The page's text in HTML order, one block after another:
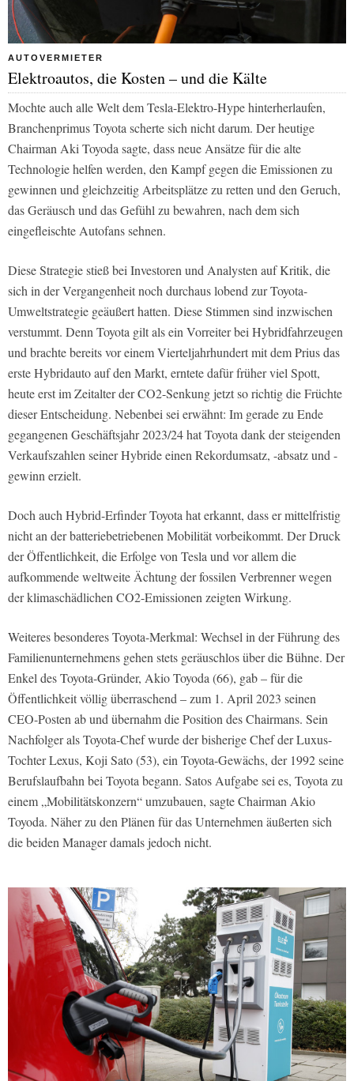
AUTOVERMIETER
Elektroautos, die Kosten – und die Kälte
Mochte auch alle Welt dem Tesla-Elektro-Hype hinterherlaufen,
Branchenprimus Toyota scherte sich nicht darum. Der heutige
Chairman Aki Toyoda sagte, dass neue Ansätze für die alte
Technologie helfen werden, den Kampf gegen die Emissionen zu
gewinnen und gleichzeitig Arbeitsplätze zu retten und den Geruch,
das Geräusch und das Gefühl zu bewahren, nach dem sich
eingefleischte Autofans sehnen.
Diese Strategie stieß bei Investoren und Analysten auf Kritik, die
sich in der Vergangenheit noch durchaus lobend zur Toyota-
Umweltstrategie geäußert hatten. Diese Stimmen sind inzwischen
verstummt. Denn Toyota gilt als ein Vorreiter bei Hybridfahrzeugen
und brachte bereits vor einem Vierteljahrhundert mit dem Prius das
erste Hybridauto auf den Markt, erntete dafür früher viel Spott,
heute erst im Zeitalter der CO2-Senkung jetzt so richtig die Früchte
dieser Entscheidung. Nebenbei sei erwähnt: Im gerade zu Ende
gegangenen Geschäftsjahr 2023/24 hat Toyota dank der steigenden
Verkaufszahlen seiner Hybride einen Rekordumsatz, -absatz und -
gewinn erzielt.
Doch auch Hybrid-Erfinder Toyota hat erkannt, dass er mittelfristig
nicht an der batteriebetriebenen Mobilität vorbeikommt. Der Druck
der Öffentlichkeit, die Erfolge von Tesla und vor allem die
aufkommende weltweite Ächtung der fossilen Verbrenner wegen
der klimaschädlichen CO2-Emissionen zeigten Wirkung.
Weiteres besonderes Toyota-Merkmal: Wechsel in der Führung des
Familienunternehmens gehen stets geräuschlos über die Bühne. Der
Enkel des Toyota-Gründer, Akio Toyoda (66), gab – für die
Öffentlichkeit völlig überraschend – zum 1. April 2023 seinen
CEO-Posten ab und übernahm die Position des Chairmans. Sein
Nachfolger als Toyota-Chef wurde der bisherige Chef der Luxus-
Tochter Lexus, Koji Sato (53), ein Toyota-Gewächs, der 1992 seine
Berufslaufbahn bei Toyota begann. Satos Aufgabe sei es, Toyota zu
einem „Mobilitätskonzern“ umzubauen, sagte Chairman Akio
Toyoda. Näher zu den Plänen für das Unternehmen äußerten sich
die beiden Manager damals jedoch nicht.